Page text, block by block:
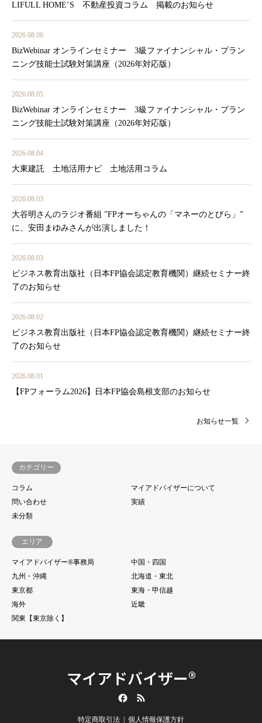
LIFULL HOME’S 不動産投資コラム 掲載のお知らせ
2026.08.06
BizWebinar オンラインセミナー 3級ファイナンシャル・プラン
ニング技能士試験対策講座（2026年対応版）
2026.08.05
BizWebinar オンラインセミナー 3級ファイナンシャル・プラン
ニング技能士試験対策講座（2026年対応版）
2026.08.04
大東建託 土地活用ナビ 土地活用コラム
2026.08.03
大谷明さんのラジオ番組 ”FPオーちゃんの「マネーのとびら」”
に、安田まゆみさんが出演しました！
2026.08.03
ビジネス教育出版社（日本FP協会認定教育機関）継続セミナー終
了のお知らせ
2026.08.02
ビジネス教育出版社（日本FP協会認定教育機関）継続セミナー終
了のお知らせ
2026.08.01
【FPフォーラム2026】日本FP協会島根支部のお知らせ
お知らせ一覧
カテゴリー
コラム
マイアドバイザーについて
問い合わせ
実績
未分類
エリア
マイアドバイザー®事務局
中国・四国
九州・沖縄
北海道・東北
東京都
東海・甲信越
海外
近畿
関東【東京除く】
マイアドバイザー®
特定商取引法 個人情報保護方針